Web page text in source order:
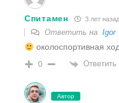
Спитамен 3 лет назад
Ответить на Igor
околоспортивная
0 Ответить
Автор